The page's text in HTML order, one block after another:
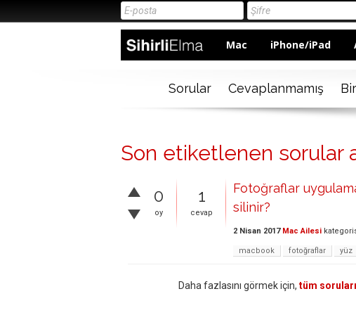
Mac iPhone/iPad
Sorular Cevaplanmamış
Son etiketlenen sorular
0
oy
1
cevap
Fotoğraflar
silinir?
2 Nisan 2017 Mac Ailesi
macbook fotoğraflar yüz
Daha fazlasını görmek için, tüm